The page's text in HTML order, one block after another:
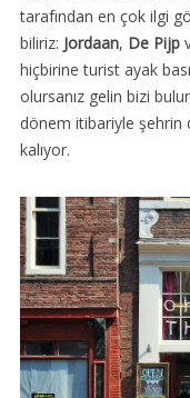
tarafından en çok ilgi
biliriz: Jordaan, De Pijp
hiçbirine turist ayak
olursanız gelin bizi
dönem itibariyle şehrin
kalıyor.